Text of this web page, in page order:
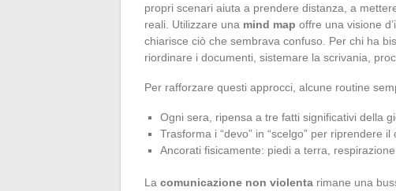
propri scenari aiuta a prendere distanza, a
reali. Utilizzare una mind map offre una visione
chiarisce ciò che sembrava confuso. Per chi ha
riordinare i documenti, sistemare la scrivania,
Per rafforzare questi approcci, alcune routine
Ogni sera, ripensa a tre fatti significativi della
Trasforma i “devo” in “scelgo” per riprendere
Ancorati fisicamente: piedi a terra,
La comunicazione non violenta rimane una